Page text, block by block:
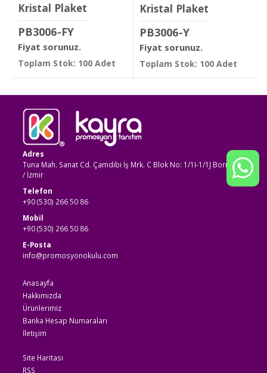
Kristal Plaket
PB3006-FY
Fiyat sorunuz.
Toplam Stok: 100 Adet
Kristal Plaket
PB3006-Y
Fiyat sorunuz.
Toplam Stok: 100 Adet
Adres
Tuna Mah. Sanat Cd. Çamdibi İş Mrk. C Blok No: 1/1I-1/1J Bornova
/ İzmir
Telefon
+90 (530) 266 50 86
Mobil
+90 (530) 266 50 86
E-Posta
info@promosyonokulu.com
Anasayfa
Hakkımızda
Ürünlerimiz
Banka Hesap Numaraları
İletişim
Site Haritası
RSS